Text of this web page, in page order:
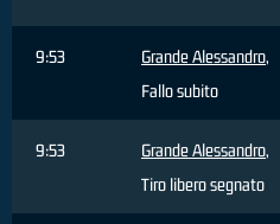
9:53 Grande Alessandro,
Fallo subito
9:53 Grande Alessandro,
Tiro libero segnato